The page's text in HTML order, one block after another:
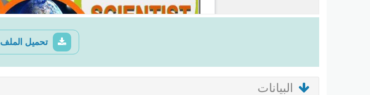
تحميل الملف
البيانات